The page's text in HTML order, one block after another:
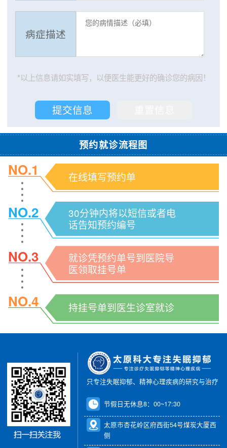
病症描述
*以上信息请如实填写，以便医生能更好的确诊您的病因！
预约就诊流程图
NO.1 在线填写预约单
NO.2
30分钟内将以短信或者电
话告知预约编号
NO.3
就诊凭预约单号到医院导
医领取挂号单
NO.4 持挂号单到医生诊室就诊
只专注失眠抑郁、精神心理疾病的研究与治疗
节假日无休息8：00~17:30
太原市杏花岭区府西街54号煤炭大厦西
侧